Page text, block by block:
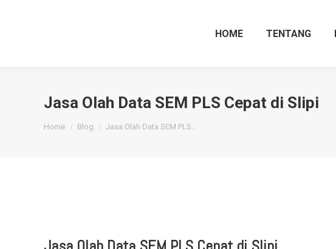
HOME TENTANG
Jasa Olah Data SEM PLS Cepat di Slipi
You are here:
Home Blog Jasa Olah Data SEM PLS…